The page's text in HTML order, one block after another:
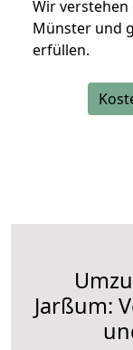
Wir
Münster und
erfüllen.
Jarßum: